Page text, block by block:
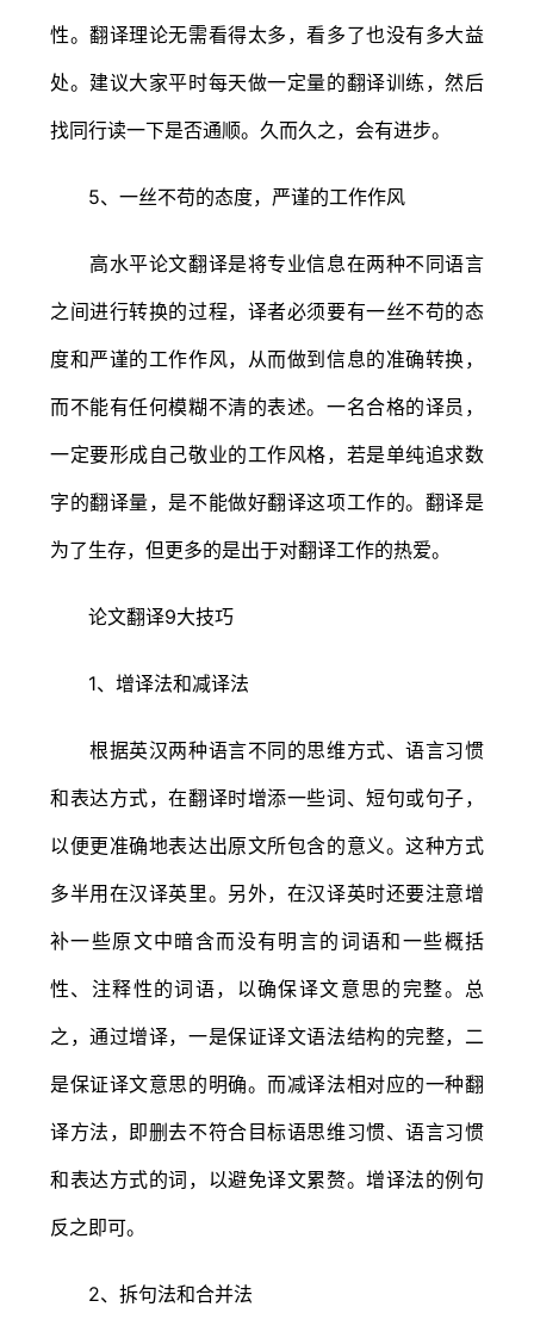
性。翻译理论无需看得太多，看多了也没有多大益
处。建议大家平时每天做一定量的翻译训练，然后
找同行读一下是否通顺。久而久之，会有进步。
5、一丝不苟的态度，严谨的工作作风
高水平论文翻译是将专业信息在两种不同语言
之间进行转换的过程，译者必须要有一丝不苟的态
度和严谨的工作作风，从而做到信息的准确转换，
而不能有任何模糊不清的表述。一名合格的译员，
一定要形成自己敬业的工作风格，若是单纯追求数
字的翻译量，是不能做好翻译这项工作的。翻译是
为了生存，但更多的是出于对翻译工作的热爱。
论文翻译9大技巧
1、增译法和减译法
根据英汉两种语言不同的思维方式、语言习惯
和表达方式，在翻译时增添一些词、短句或句子，
以便更准确地表达出原文所包含的意义。这种方式
多半用在汉译英里。另外，在汉译英时还要注意增
补一些原文中暗含而没有明言的词语和一些概括
性、注释性的词语，以确保译文意思的完整。总
之，通过增译，一是保证译文语法结构的完整，二
是保证译文意思的明确。而减译法相对应的一种翻
译方法，即删去不符合目标语思维习惯、语言习惯
和表达方式的词，以避免译文累赘。增译法的例句
反之即可。
2、拆句法和合并法